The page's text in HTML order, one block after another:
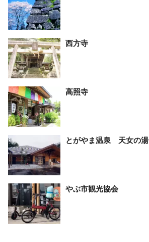
西方寺
高照寺
とがやま温泉 天女の湯
やぶ市観光協会